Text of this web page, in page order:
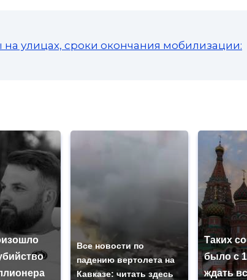
улицах, сроки окончания мобилизации:
Все новости по
падению вертолета на
Кавказе: читать здесь
Таких
было с
ждать